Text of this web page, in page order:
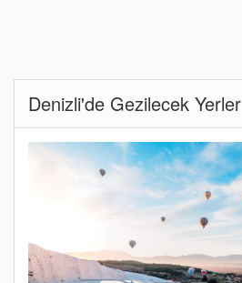
Denizli'de Gezilecek Yerler